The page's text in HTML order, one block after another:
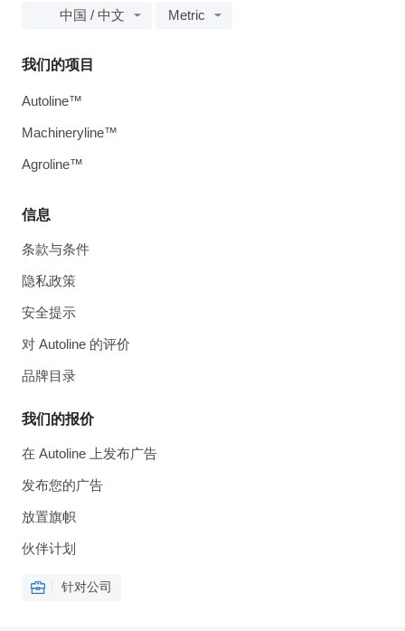
中国 / 中文 Metric
信息
条款与条件
隐私政策
安全提示
对 Autoline 的评价
品牌目录
我们的报价
在 Autoline 上发布广告
发布您的广告
放置旗帜
伙伴计划
针对公司
我们的项目
Autoline™
Machineryline™
Agroline™